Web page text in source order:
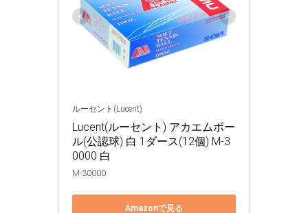
ルーセント(Lucent)
Lucent(ルーセント) アカエムボー
ル(公認球) 白 1ダース(12個) M-3
0000 白
M-30000
Amazonで見る